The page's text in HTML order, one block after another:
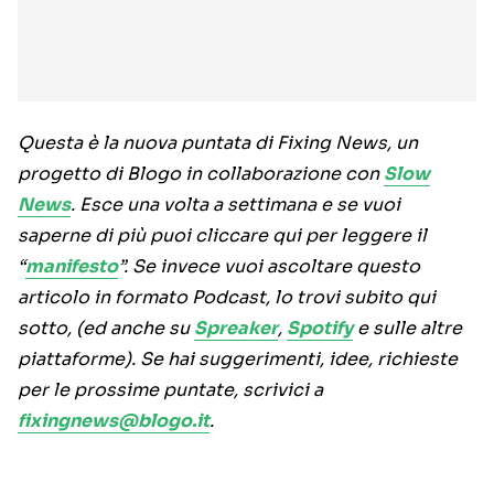
Questa è la nuova puntata di Fixing News, un
progetto di Blogo in collaborazione conSlow
News. Esce una volta a settimana e se vuoi
saperne di più puoi cliccare qui per leggere il
“manifesto”. Se invece vuoi ascoltare questo
articolo in formato Podcast, lo trovi subito qui
sotto, (ed anche suSpreaker, Spotifye sulle altre
piattaforme). Se hai suggerimenti, idee, richieste
per le prossime puntate, scrivici a
fixingnews@blogo.it.